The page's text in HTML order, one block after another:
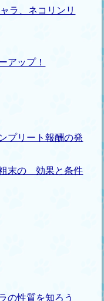
ラ、ネコリンリ
アップ！
プリート報酬の発
末の 効果と条件
性質を知ろう